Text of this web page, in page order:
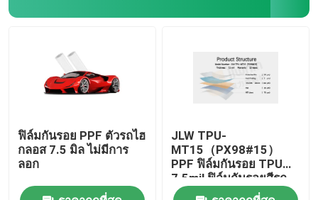
ฟิล์มกันรอย PPF ตัวรถไฮ
กลอส 7.5 มิล ไม่มีการ
ลอก
JLW TPU-
MT15（PX98#15）
PPF ฟิล์มกันรอย TPU
7.5mil ฟิล์มกันรอยสีรถ
แบบใส